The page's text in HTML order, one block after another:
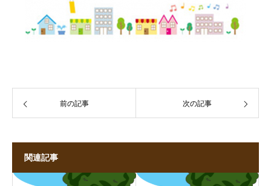
前の記事 次の記事
関連記事